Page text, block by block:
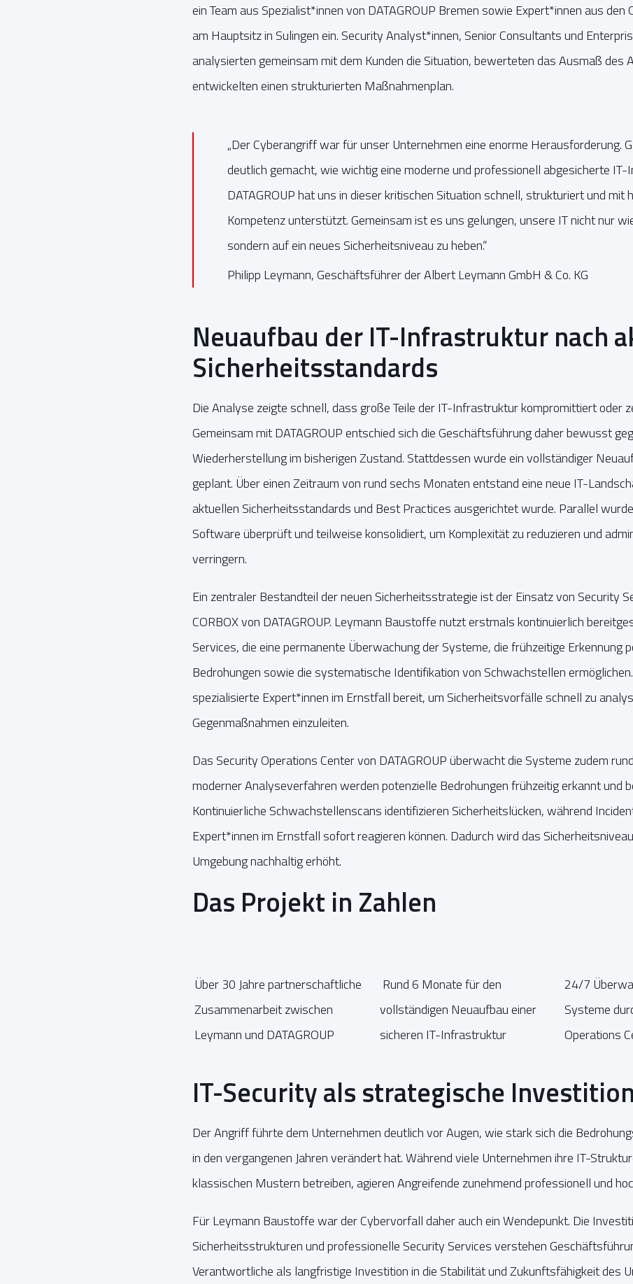
ein Team aus Spezialist*innen von DATAGROUP Bremen sowie Expert*innen aus den
am Hauptsitz in Sulingen ein. Security Analyst*innen, Senior Consultants und
analysierten gemeinsam mit dem Kunden die Situation, bewerteten das Ausmaß des
entwickelten einen strukturierten Maßnahmenplan.
„Der Cyberangriff war für unser Unternehmen eine enorme Herausforderung.
deutlich gemacht, wie wichtig eine moderne und professionell abgesicherte
DATAGROUP hat uns in dieser kritischen Situation schnell, strukturiert und mit
Kompetenz unterstützt. Gemeinsam ist es uns gelungen, unsere IT nicht nur
sondern auf ein neues Sicherheitsniveau zu heben.“
Philipp Leymann, Geschäftsführer der Albert Leymann GmbH & Co. KG
Neuaufbau der IT-Infrastruktur nach
Sicherheitsstandards
Die Analyse zeigte schnell, dass große Teile der IT-Infrastruktur kompromittiert oder
Gemeinsam mit DATAGROUP entschied sich die Geschäftsführung daher bewusst
Wiederherstellung im bisherigen Zustand. Stattdessen wurde ein vollständiger
geplant. Über einen Zeitraum von rund sechs Monaten entstand eine neue IT-
aktuellen Sicherheitsstandards und Best Practices ausgerichtet wurde. Parallel
Software überprüft und teilweise konsolidiert, um Komplexität zu reduzieren und
verringern.
Ein zentraler Bestandteil der neuen Sicherheitsstrategie ist der Einsatz von Security
CORBOX von DATAGROUP. Leymann Baustoffe nutzt erstmals kontinuierlich
Services, die eine permanente Überwachung der Systeme, die frühzeitige Erkennung
Bedrohungen sowie die systematische Identifikation von Schwachstellen
spezialisierte Expert*innen im Ernstfall bereit, um Sicherheitsvorfälle schnell zu
Gegenmaßnahmen einzuleiten.
Das Security Operations Center von DATAGROUP überwacht die Systeme zudem
moderner Analyseverfahren werden potenzielle Bedrohungen frühzeitig erkannt und
Kontinuierliche Schwachstellenscans identifizieren Sicherheitslücken, während
Expert*innen im Ernstfall sofort reagieren können. Dadurch wird das
Umgebung nachhaltig erhöht.
Das Projekt in Zahlen
Über 30 Jahre partnerschaftliche
Zusammenarbeit zwischen
Leymann und DATAGROUP
Rund 6 Monate für den
vollständigen Neuaufbau einer
sicheren IT-Infrastruktur
24/7
Systeme
Operations
IT-Security als strategische Investition
Der Angriff führte dem Unternehmen deutlich vor Augen, wie stark sich die
in den vergangenen Jahren verändert hat. Während viele Unternehmen ihre IT-
klassischen Mustern betreiben, agieren Angreifende zunehmend professionell und
Für Leymann Baustoffe war der Cybervorfall daher auch ein Wendepunkt. Die
Sicherheitsstrukturen und professionelle Security Services verstehen
Verantwortliche als langfristige Investition in die Stabilität und Zukunftsfähigkeit des